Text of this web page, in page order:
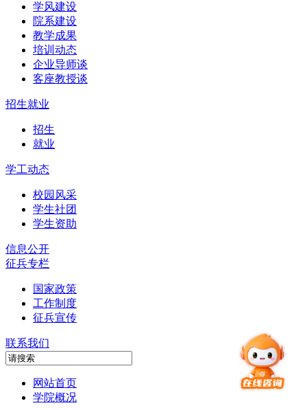
学风建设
院系建设
教学成果
培训动态
企业导师谈
客座教授谈
招生就业
招生
就业
学工动态
校园风采
学生社团
学生资助
信息公开
征兵专栏
国家政策
工作制度
征兵宣传
联系我们
网站首页
学院概况